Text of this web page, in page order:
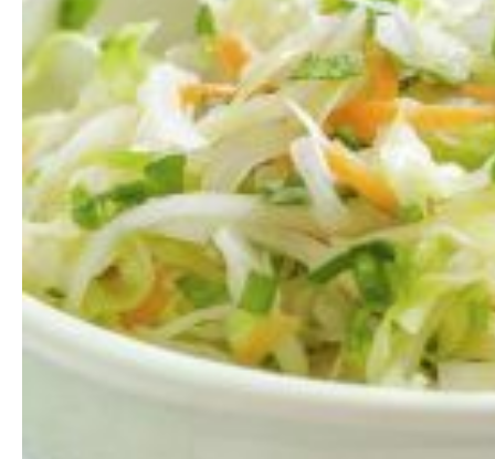
Своими руками
Психология и Отношения
Любовь и Семья
Свадьба
Карьера
Фотогалереи
Прически